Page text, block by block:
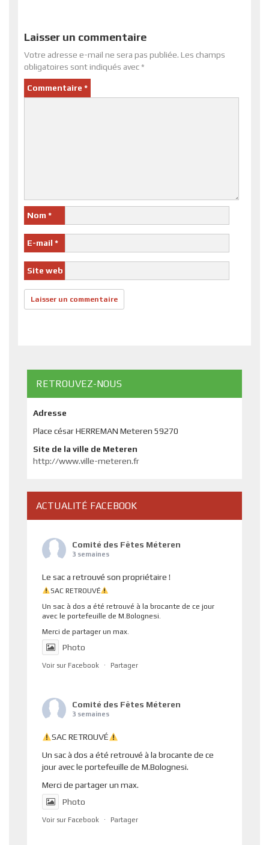
Laisser un commentaire
Votre adresse e-mail ne sera pas publiée. Les champs
obligatoires sont indiqués avec*
Commentaire *
Nom *
E-mail *
Site web
RETROUVEZ-NOUS
Adresse
Place césar HERREMAN Meteren 59270
Site de la ville de Meteren
http://www.ville-meteren.fr
ACTUALITÉ FACEBOOK
Comité des Fêtes Méteren
3 semaines
Le sac a retrouvé son propriétaire !
SAC RETROUVÉ
Un sac à dos a été retrouvé à la brocante de ce jour
avec le portefeuille de M.Bolognesi.
Merci de partager un max.
Photo
Voir sur Facebook · Partager
Comité des Fêtes Méteren
3 semaines
SAC RETROUVÉ
Un sac à dos a été retrouvé à la brocante de ce
jour avec le portefeuille de M.Bolognesi.
Merci de partager un max.
Photo
Voir sur Facebook · Partager